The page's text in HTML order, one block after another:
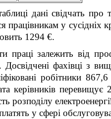
дані свідчать
працівникам у сусідніх
1294 €.
праці залежить від
Досвідчені фахівці з
робітники
керівників перевищує
розподілу
у сфері